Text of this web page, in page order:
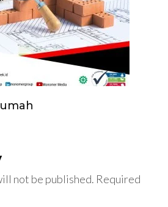
not be published. Required